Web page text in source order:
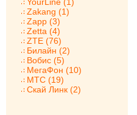
Zakang (1)
Zapp (3)
Zetta (4)
ZTE (76)
Билайн (2)
Вобис (5)
МегаФон (10)
МТС (19)
Скай Линк (2)